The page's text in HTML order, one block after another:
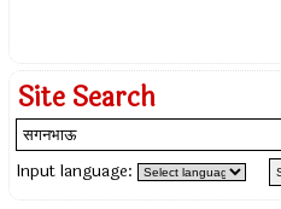
Site Search
Input language: